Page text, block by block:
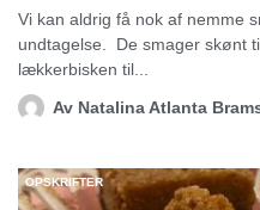
Vi kan aldrig få nok af nemme
undtagelse. De smager skønt
lækkerbisken til...
Av Natalina Atlanta
OPSKRIFTER